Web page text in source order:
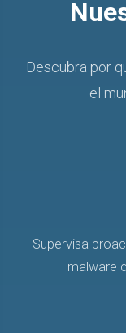
Descubra por
el
Supervisa
malware